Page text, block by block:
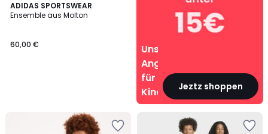
ADIDAS SPORTSWEAR
Ensemble aus Molton
60,00 €
Unsere
Angebote
für
Kinder
Jeztz shoppen